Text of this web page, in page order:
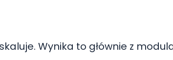
Wynika to głównie z